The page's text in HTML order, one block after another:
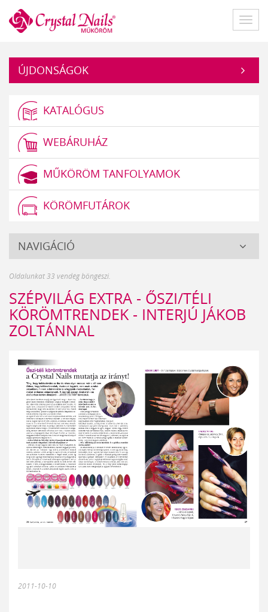
Műköröm
ÚJDONSÁGOK
KATALÓGUS
WEBÁRUHÁZ
MŰKÖRÖM TANFOLYAMOK
KÖRÖMFUTÁROK
Crystal
NAVIGÁCIÓ
Oldalunkat 33 vendég böngészi.
SZÉPVILÁG EXTRA - ŐSZI/TÉLI
KÖRÖMTRENDEK - INTERJÚ JÁKOB
ZOLTÁNNAL
2011-10-10